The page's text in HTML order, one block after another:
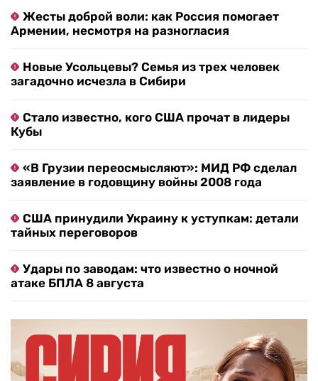
Жесты доброй воли: как Россия помогает
Армении, несмотря на разногласия
Новые Усольцевы? Семья из трех человек
загадочно исчезла в Сибири
Стало известно, кого США прочат в лидеры
Кубы
«В Грузии переосмысляют»: МИД РФ сделал
заявление в годовщину войны 2008 года
США принудили Украину к уступкам: детали
тайных переговоров
Удары по заводам: что известно о ночной
атаке БПЛА 8 августа